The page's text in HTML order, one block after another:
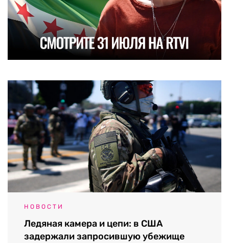
НОВОСТИ
Ледяная камера и цепи: в США
задержали запросившую убежище